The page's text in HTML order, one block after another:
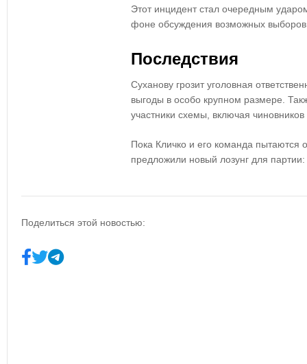
Этот инцидент стал очередным
фоне обсуждения возможных
Последствия
Суханову грозит уголовная
выгоды в особо крупном размере.
участники схемы, включая
Пока Кличко и его команда пытаются
предложили новый лозунг для
Поделиться этой новостью: